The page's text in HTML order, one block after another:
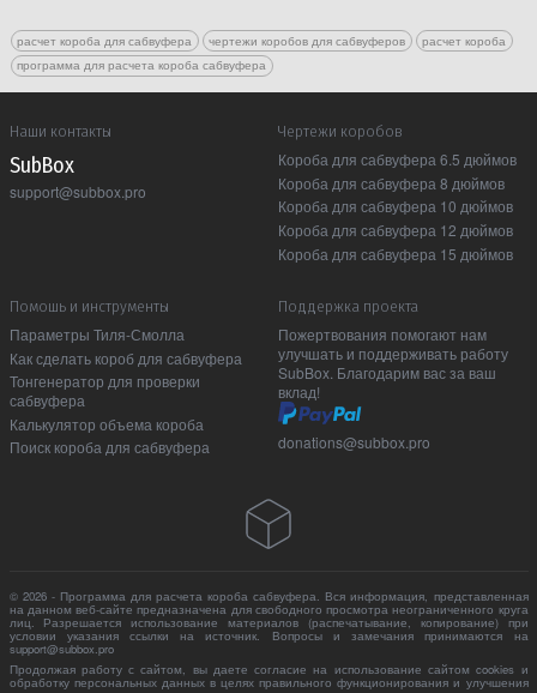
расчет короба для сабвуфера чертежи коробов для сабвуферов
расчет короба
программа для расчета короба сабвуфера
Наши контакты
Sub Box
support@subbox.pro
Чертежи коробов
Короба для сабвуфера 6.5 дюймов
Короба для сабвуфера 8 дюймов
Короба для сабвуфера 10 дюймов
Короба для сабвуфера 12 дюймов
Короба для сабвуфера 15 дюймов
Помошь и инструменты
Параметры Тиля-Смолла
Как сделать короб для сабвуфера
Тонгенератор для проверки
сабвуфера
Калькулятор объема короба
Поиск короба для сабвуфера
Поддержка проекта
Пожертвования помогают нам
улучшать и поддерживать работу
SubBox. Благодарим вас за ваш
вклад!
donations@subbox.pro
© 2026 - Программа для расчета короба сабвуфера. Вся информация, представленная
на данном веб-сайте предназначена для свободного просмотра неограниченного круга
лиц. Разрешается использование материалов (распечатывание, копирование) при
условии указания ссылки на источник. Вопросы и замечания принимаются на
support@subbox.pro
Продолжая работу с сайтом, вы даете согласие на использование сайтом cookies и
обработку персональных данных в целях правильного функционирования и улучшения